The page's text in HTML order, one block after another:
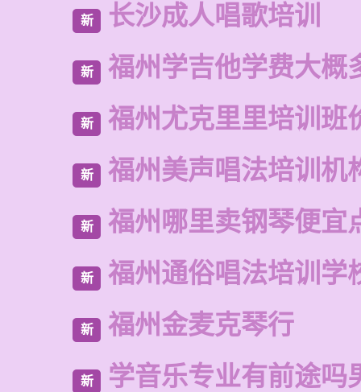
新 长沙成人唱歌培训
新 福州学吉他学费大概
新 福州尤克里里培训班
新 福州美声唱法培训机
新 福州哪里卖钢琴便宜
新 福州通俗唱法培训学
新 福州金麦克琴行
新 学音乐专业有前途吗